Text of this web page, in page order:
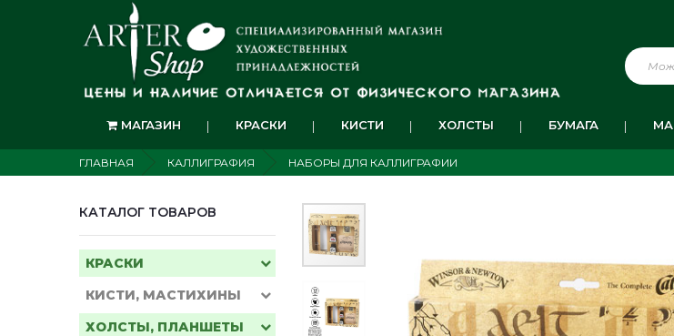
МАГАЗИН КРАСКИ КИСТИ ХОЛСТЫ БУМАГА
ГЛАВНАЯ КАЛЛИГРАФИЯ НАБОРЫ ДЛЯ КАЛЛИГРАФИИ
КАТАЛОГ ТОВАРОВ
КРАСКИ
КИСТИ, МАСТИХИНЫ
ХОЛСТЫ, ПЛАНШЕТЫ